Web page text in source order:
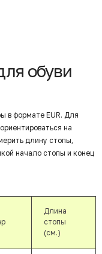
обуви
в формате EUR. Для
на
длину стопы,
начало стопы и конец
Длина
стопы
(см.)